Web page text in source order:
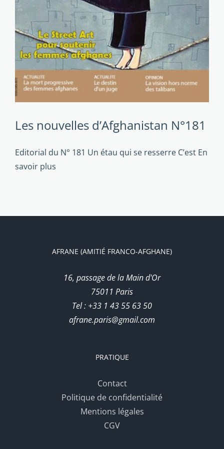
Les nouvelles d’Afghanistan N°181
Editorial du N° 181 Un étau qui se resserre C’est En
savoir plus
AFRANE (AMITIÉ FRANCO-AFGHANE)
16, passage de la Main d'Or
75011 Paris
Tel : +33 1 43 55 63 50
afrane.paris@gmail.com
PRATIQUE
Contact
Politique de confidentialité
Mentions légales
CGV